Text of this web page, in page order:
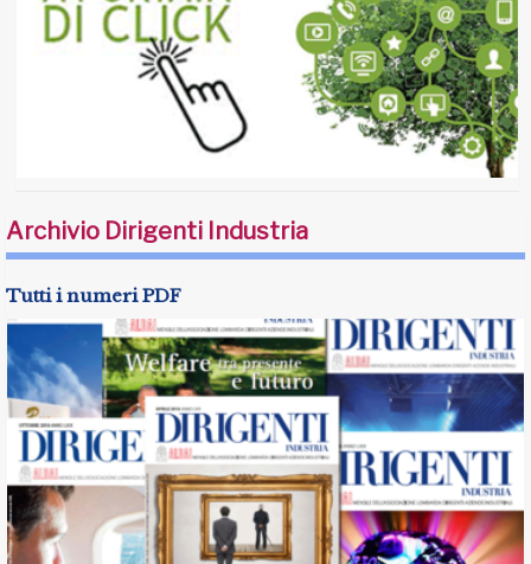
Archivio Dirigenti Industria
Tutti i numeri PDF